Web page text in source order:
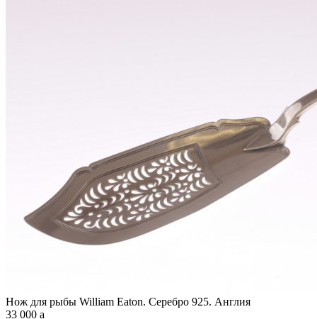
Нож для рыбы William Eaton. Серебро 925. Англия
33 000 a